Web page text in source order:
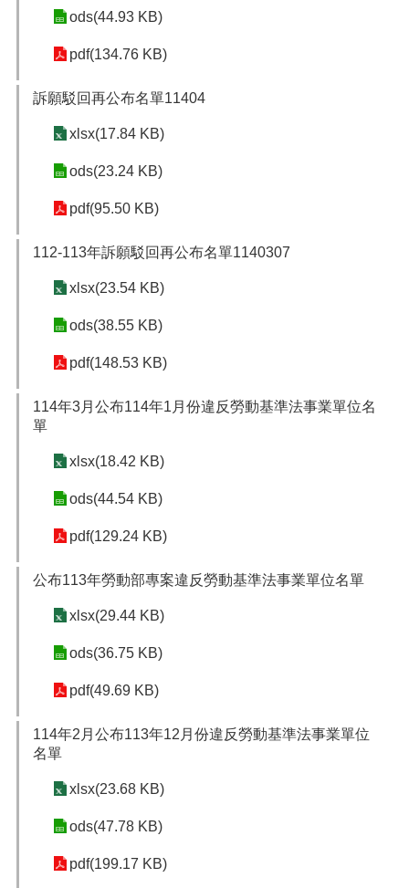
ods(44.93 KB)
pdf(134.76 KB)
訴願駁回再公布名單11404
xlsx(17.84 KB)
ods(23.24 KB)
pdf(95.50 KB)
112-113年訴願駁回再公布名單1140307
xlsx(23.54 KB)
ods(38.55 KB)
pdf(148.53 KB)
114年3月公布114年1月份違反勞動基準法事業單位名
單
xlsx(18.42 KB)
ods(44.54 KB)
pdf(129.24 KB)
公布113年勞動部專案違反勞動基準法事業單位名單
xlsx(29.44 KB)
ods(36.75 KB)
pdf(49.69 KB)
114年2月公布113年12月份違反勞動基準法事業單位
名單
xlsx(23.68 KB)
ods(47.78 KB)
pdf(199.17 KB)